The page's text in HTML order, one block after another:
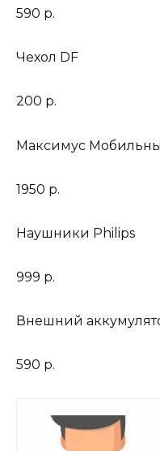
590 р.
Чехол DF
200 р.
Максимус
1950 р.
Наушники Philips
999 р.
Внешний
590 р.